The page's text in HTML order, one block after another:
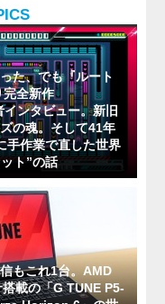
た、でも『ルート
全新作
インタビュー。新旧
の魂。そして41年
手作業で直した世界
ト”の話
もこれ1台。AMD
載の「G TUNE P5-